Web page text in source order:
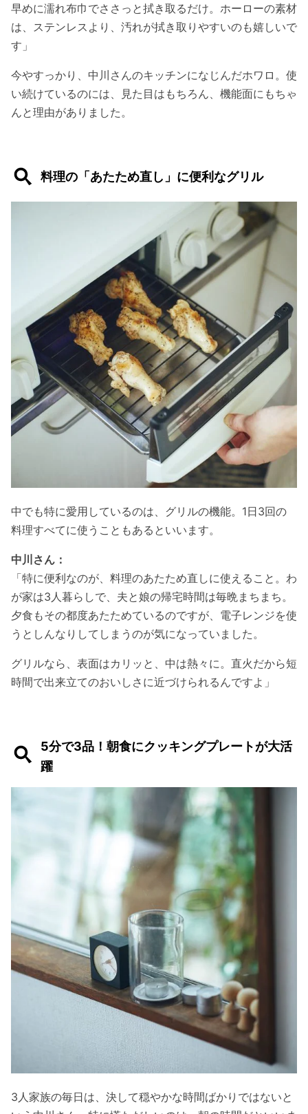
早めに濡れ布巾でささっと拭き取るだけ。ホーローの素材
は、ステンレスより、汚れが拭き取りやすいのも嬉しいで
す」
今やすっかり、中川さんのキッチンになじんだホワロ。使
い続けているのには、見た目はもちろん、機能面にもちゃ
んと理由がありました。
料理の「あたため直し」に便利なグリル
中でも特に愛用しているのは、グリルの機能。1日3回の
料理すべてに使うこともあるといいます。
中川さん：
「特に便利なのが、料理のあたため直しに使えること。わ
が家は3人暮らしで、夫と娘の帰宅時間は毎晩まちまち。
夕食もその都度あたためているのですが、電子レンジを使
うとしんなりしてしまうのが気になっていました。
グリルなら、表面はカリッと、中は熱々に。直火だから短
時間で出来立てのおいしさに近づけられるんですよ」
5分で3品！朝食にクッキングプレートが大活
躍
3人家族の毎日は、決して穏やかな時間ばかりではないと